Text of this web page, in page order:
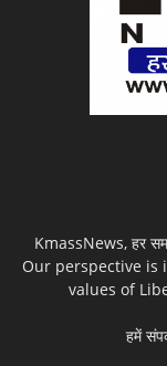
KmassNews, हर
Our perspective is
values of
हमें